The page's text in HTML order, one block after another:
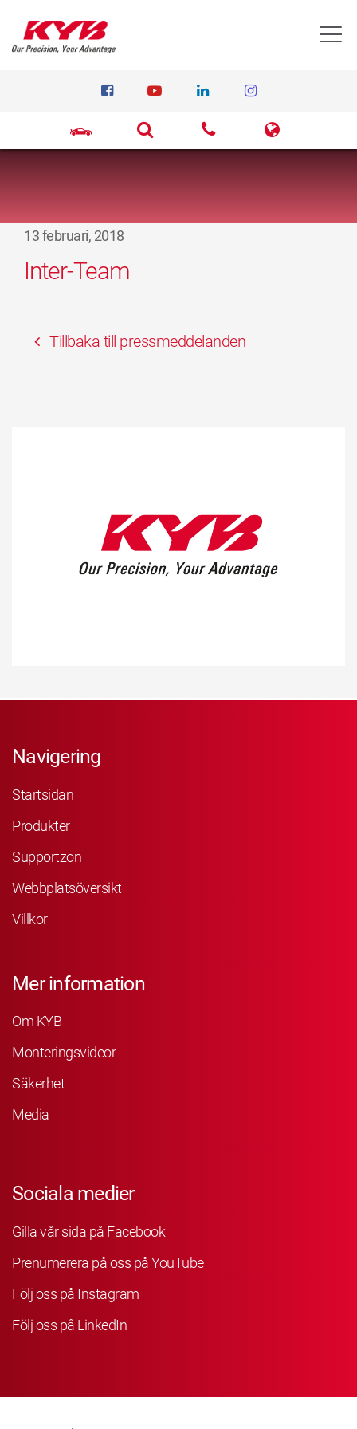
13 februari, 2018
Inter-Team
Tillbaka till pressmeddelanden
Navigering
Startsidan
Produkter
Supportzon
Webbplatsöversikt
Villkor
Mer information
Om KYB
Monteringsvideor
Säkerhet
Media
Sociala medier
Gilla vår sida på Facebook
Prenumerera på oss på YouTube
Följ oss på Instagram
Följ oss på LinkedIn